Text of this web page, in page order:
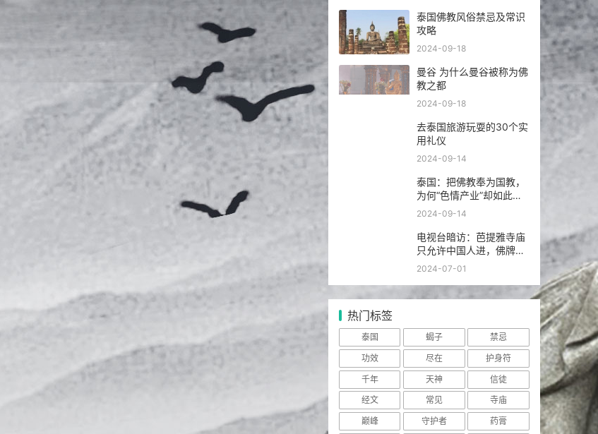
泰国佛教风俗禁忌及常识
攻略
2024-09-18
曼谷 为什么曼谷被称为佛
教之都
2024-09-18
去泰国旅游玩耍的30个实
用礼仪
2024-09-14
泰国：把佛教奉为国教，
为何“色情产业”却如此繁
荣发达？
2024-09-14
电视台暗访：芭提雅寺庙
只允许中国人进，佛牌高
于常价100多倍！
2024-07-01
热门标签
泰国 蝎子
禁忌
功效
尽在
护身符
千年
天神
信徒
经文
常见
寺庙
巅峰
守护者 药膏